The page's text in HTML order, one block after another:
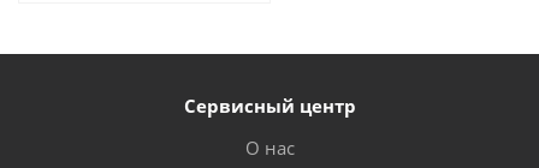
Сервисный центр
О нас